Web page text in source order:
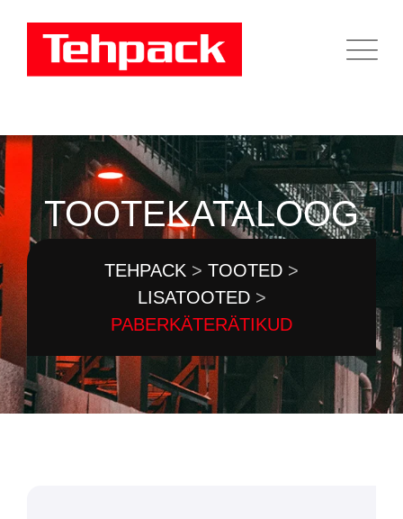
TOOTEKATALOOG
TEHPACK > TOOTED >
LISATOOTED>
PABERKÄTERÄTIKUD